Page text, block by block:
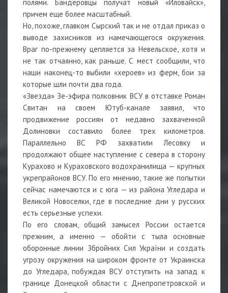
полями. Бандеровцы получат новый «Иловайск»,
причем еще более масштабный.
Но, похоже, главком Сырский так и не отдал приказ о
выводе захисников из намечающегося окружения.
Враг по-прежнему цепляется за Невельское, хотя и
не так отчаянно, как раньше. С мест сообщили, что
наши наконец-то выбили «хероев» из ферм, бои за
которые шли почти два года.
«Звезда» Зе-эфира полковник ВСУ в отставке Роман
Свитан на своем Ютуб-канале заявил, что
продвижение россиян от недавно захваченной
Долиновки составило более трех километров.
Параллельно ВС РФ захватили Лесовку и
продолжают общее наступление с севера в сторону
Курахово и Кураховского водохранилища — крупных
укрепрайонов ВСУ. По его мнению, такие же попытки
сейчас намечаются и с юга — из района Угледара и
Великой Новоселки, где в последние дни у русских
есть серьезные успехи.
По его словам, общий замысел России остается
прежним, а именно — обойти с тыла основные
оборонные линии Збройних Сил України и создать
угрозу окружения на широком фронте от Украинска
до Угледара, побуждая ВСУ отступить на запад к
границе Донецкой области с Днепропетровской и